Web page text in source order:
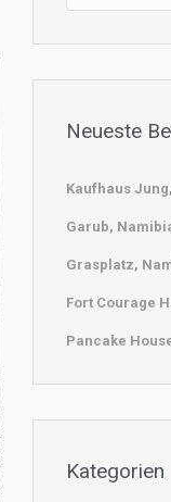
Neueste
Kaufhaus
Garub,
Grasplatz,
Fort Courage
Pancake
Kategorien